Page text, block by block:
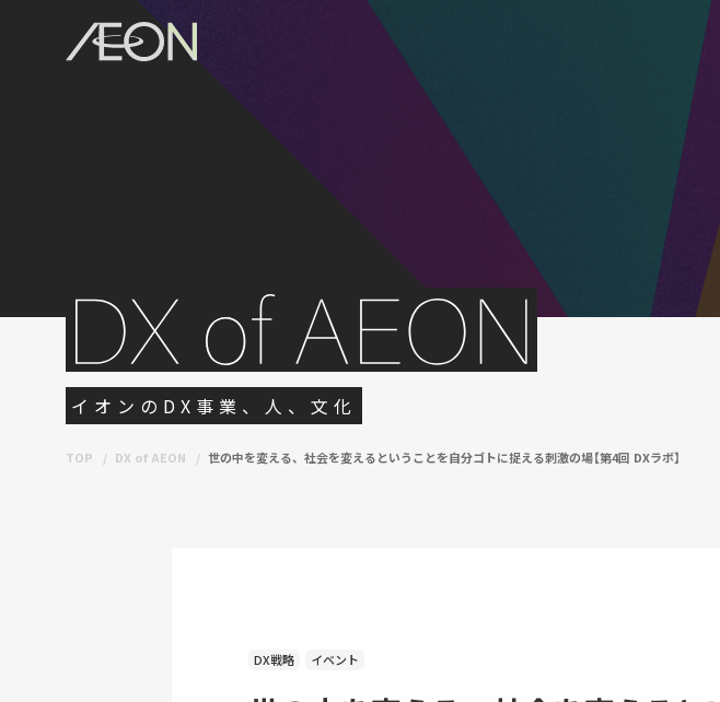
イオンのDX事業、人、文化
TOP DX of AEON 世の中を変える、社会を変えるということを自分ゴトに捉える刺激の場【第4回 DXラボ】
DX戦略 イベント